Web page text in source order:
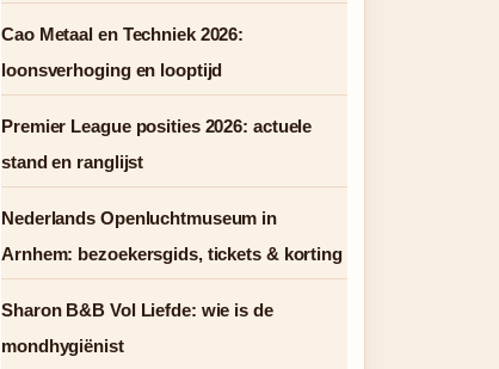
Cao Metaal en Techniek 2026:
loonsverhoging en looptijd
Premier League posities 2026: actuele
stand en ranglijst
Nederlands Openluchtmuseum in
Arnhem: bezoekersgids, tickets & korting
Sharon B&B Vol Liefde: wie is de
mondhygiënist